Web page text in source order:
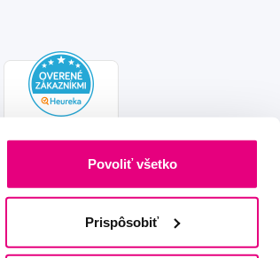
Povoliť všetko
Prispôsobiť